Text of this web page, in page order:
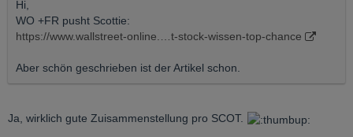
Hi,
WO +FR pusht Scottie:
https://www.wallstreet-online.…t-stock-wissen-top-chance
Aber schön geschrieben ist der Artikel schon.
Ja, wirklich gute Zuisammenstellung pro SCOT.